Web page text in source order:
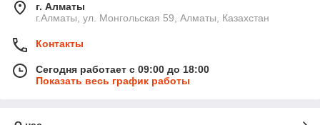
г. Алматы
г.Алматы, ул. Монгольская 59, Алматы, Казахстан
Контакты
Сегодня работает с 09:00 до 18:00
Показать весь график работы